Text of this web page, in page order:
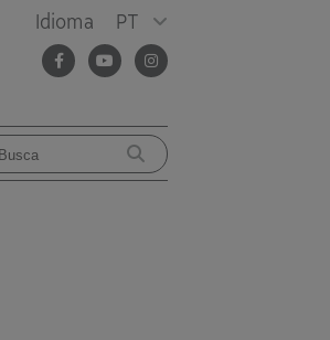
Idioma PT